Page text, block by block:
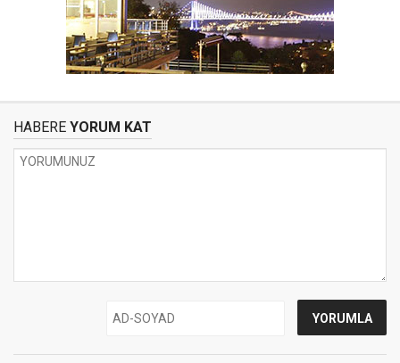
HABERE YORUM KAT